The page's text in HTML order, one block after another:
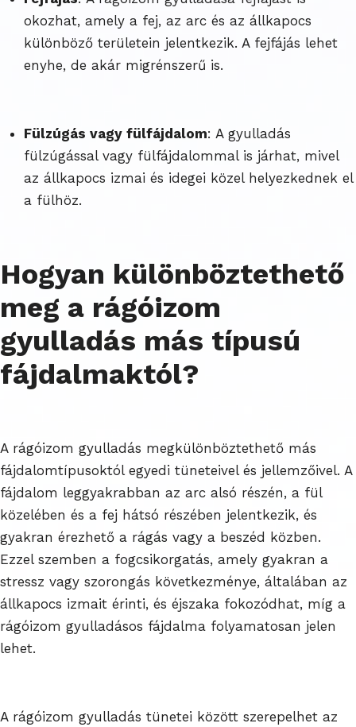
okozhat, amely a fej, az arc és az állkapocs
különböző területein jelentkezik. A fejfájás lehet
enyhe, de akár migrénszerű is.
Fülzúgás vagy fülfájdalom: A gyulladás
fülzúgással vagy fülfájdalommal is járhat, mivel
az állkapocs izmai és idegei közel helyezkednek el
a fülhöz.
Hogyan különböztethető
meg a rágóizom
gyulladás más típusú
fájdalmaktól?
A rágóizom gyulladás megkülönböztethető más
fájdalomtípusoktól egyedi tüneteivel és jellemzőivel. A
fájdalom leggyakrabban az arc alsó részén, a fül
közelében és a fej hátsó részében jelentkezik, és
gyakran érezhető a rágás vagy a beszéd közben.
Ezzel szemben a fogcsikorgatás, amely gyakran a
stressz vagy szorongás következménye, általában az
állkapocs izmait érinti, és éjszaka fokozódhat, míg a
rágóizom gyulladásos fájdalma folyamatosan jelen
lehet.
A rágóizom gyulladás tünetei között szerepelhet az